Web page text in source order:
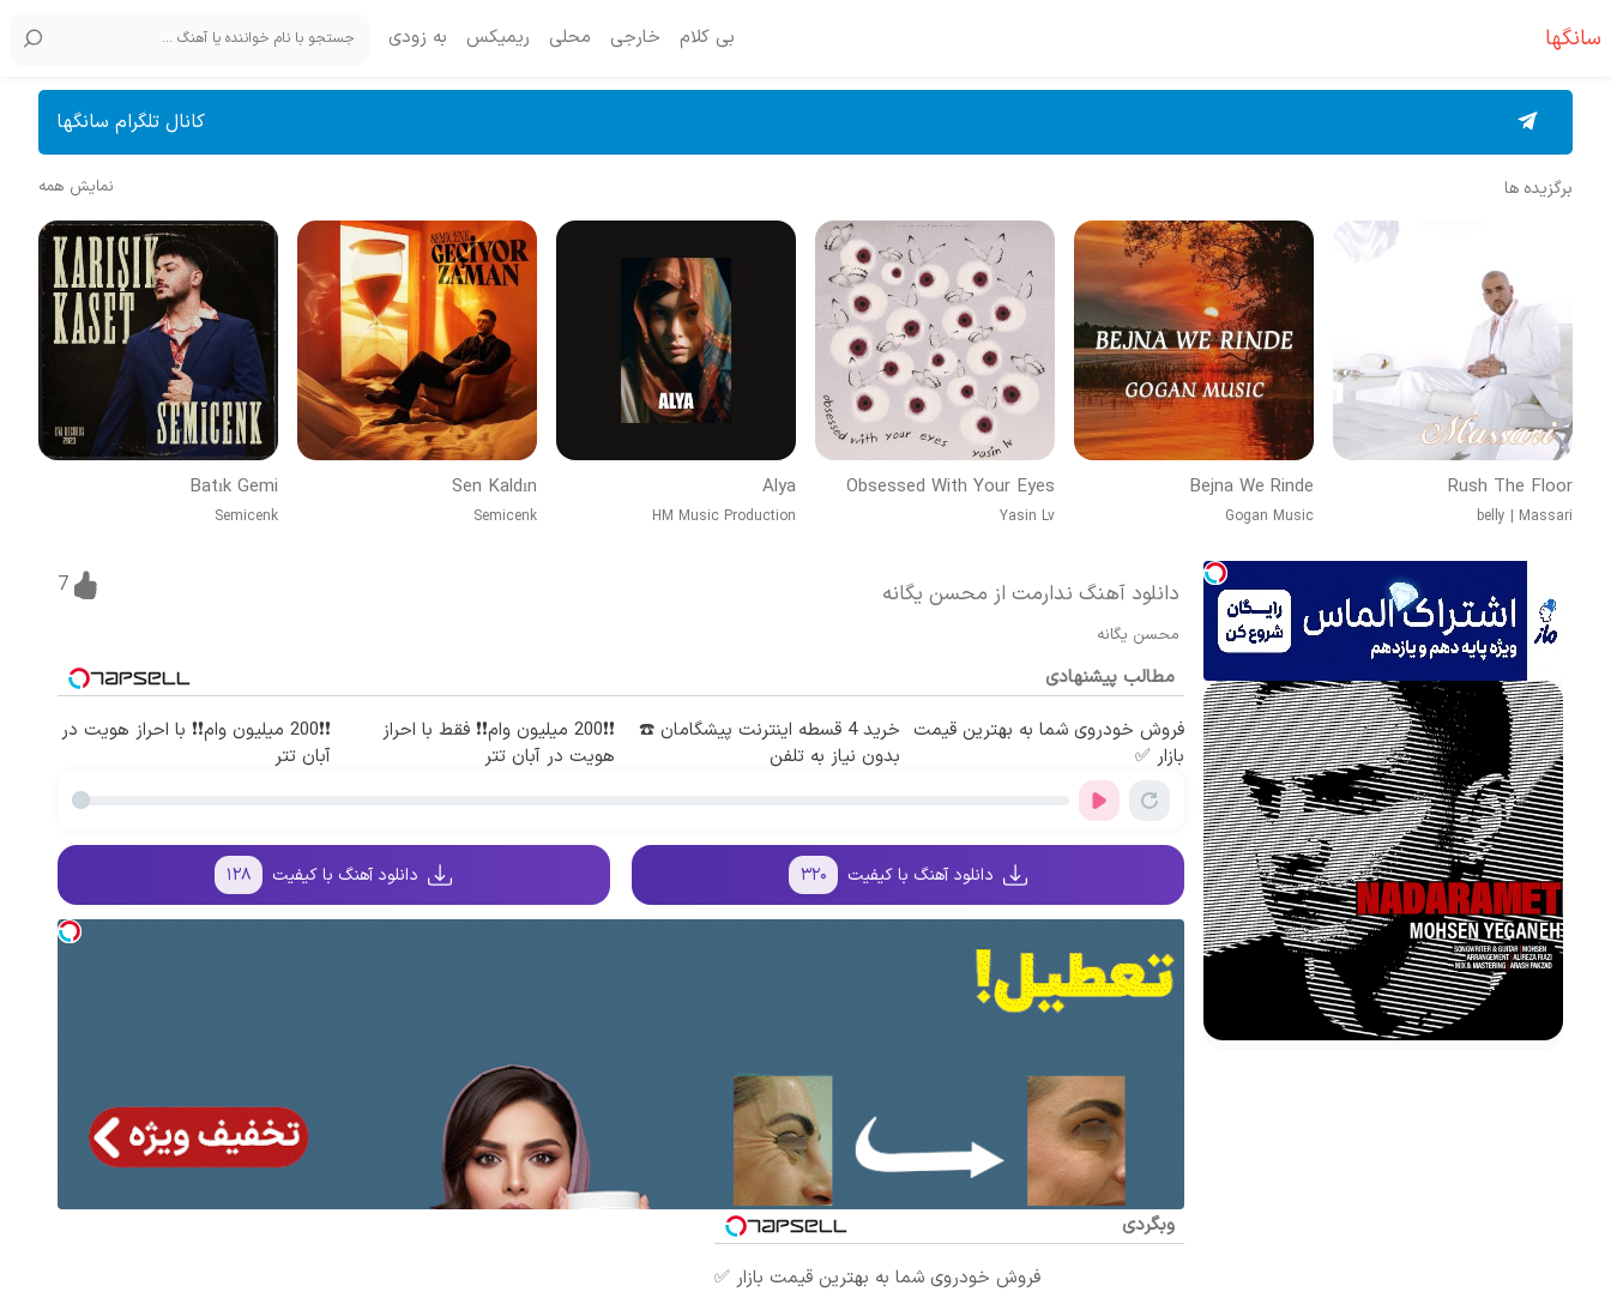
سانگها بی کلام خارجی محلی ریمیکس به زودی
کانال تلگرام سانگها
برگزیده ها نمایش همه
Rush The Floor
belly | Massari
Bejna We Rinde
Gogan Music
Obsessed With Your Eyes
Yasin Lv
Alya
HM Music Production
Sen Kaldın
Semicenk
Batık Gemi
Semicenk
دانلود آهنگ ندارمت از محسن یگانه
محسن یگانه
7
مطالب پیشنهادی
فروش خودروی شما به بهترین قیمت
بازار ✅
خرید 4 قسطه اینترنت پیشگامان ☎️
بدون نیاز به تلفن
❗❗200 میلیون وام❗❗ فقط با احراز
هویت در آبان تتر
❗❗200 میلیون وام❗❗ با احراز هویت در
آبان تتر
دانلود آهنگ با کیفیت ۳۲۰ دانلود آهنگ با کیفیت ۱۲۸
وبگردی
فروش خودروی شما به بهترین قیمت بازار ✅